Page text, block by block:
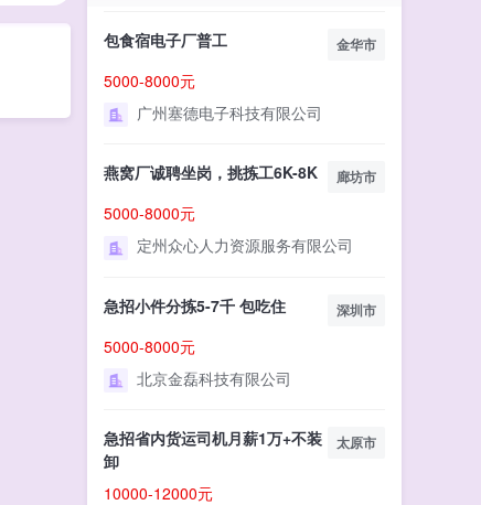
包食宿电子厂普工 金华市
5000-8000元
广州塞德电子科技有限公司
燕窝厂诚聘坐岗，挑拣工6K-8K 廊坊市
5000-8000元
定州众心人力资源服务有限公司
急招小件分拣5-7千 包吃住 深圳市
5000-8000元
北京金磊科技有限公司
急招省内货运司机月薪1万+不装
卸
太原市
10000-12000元